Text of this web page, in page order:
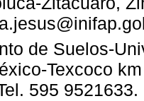
de Suelos-
Texcoco
595